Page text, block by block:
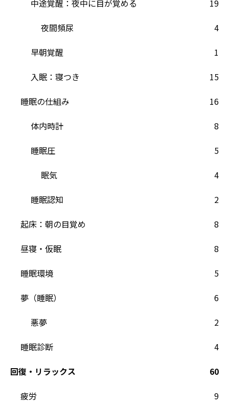
中途覚醒：夜中に目が覚める
19
夜間頻尿
4
早朝覚醒
1
入眠：寝つき
15
睡眠の仕組み
16
体内時計
8
睡眠圧
5
眠気
4
睡眠認知
2
起床：朝の目覚め
8
昼寝・仮眠
8
睡眠環境
5
夢（睡眠）
6
悪夢
2
睡眠診断
4
回復・リラックス
60
疲労
9